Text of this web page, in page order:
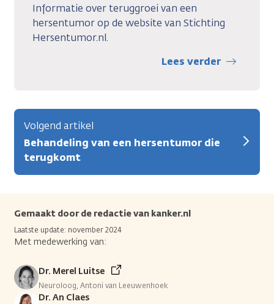
Informatie over teruggroei van een
hersentumor op de website van Stichting
Hersentumor.nl.
Lees verder
Volgend artikel
Behandeling van een hersentumor die
terugkomt
Gemaakt door de redactie van kanker.nl
Laatste update: november 2024
Met medewerking van:
Dr. Merel Luitse
Neuroloog, Antoni van Leeuwenhoek
Dr. An Claes